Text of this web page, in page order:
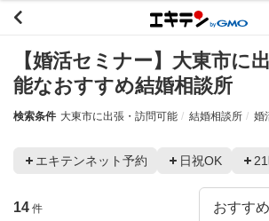
【婚活セミナー】大東市に
能なおすすめ結婚相談所
検索条件 大東市に出張・訪問可能 結婚相談所 婚
エキテンネット予約 日祝OK
14 件